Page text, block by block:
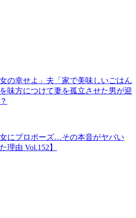
の幸せよ」夫「家で美味しいごはん
味方につけて妻を孤立させた男が迎
にプロポーズ…その本音がヤバい
理由 Vol.152】